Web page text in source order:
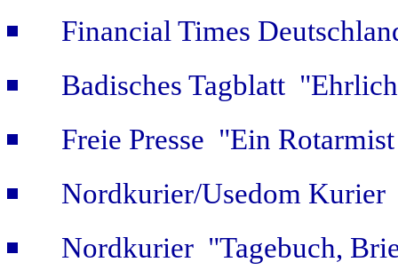
Financial Times
Badisches Tagblatt
Freie Presse "Ein
Nordkurier/Usedom
Nordkurier "Tagebuch,